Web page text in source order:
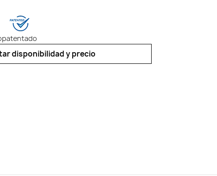
patentado
disponibilidad y precio